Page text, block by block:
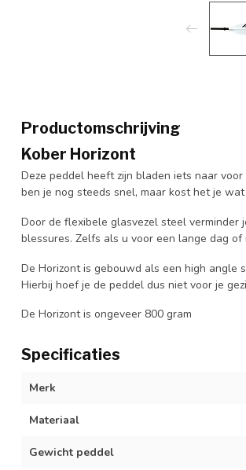
Productomschrijving
Kober Horizont
Deze peddel heeft zijn bladen iets naar
ben je nog steeds snel, maar kost het je
Door de flexibele glasvezel steel verminder
blessures. Zelfs als u voor een lange dag
De Horizont is gebouwd als een high angle
Hierbij hoef je de peddel dus niet voor je
De Horizont is ongeveer 800 gram
Specificaties
Merk
Materiaal
Gewicht peddel